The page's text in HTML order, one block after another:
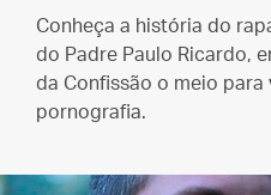
Conheça a história do
do Padre Paulo Ricardo,
da Confissão o meio para
pornografia.